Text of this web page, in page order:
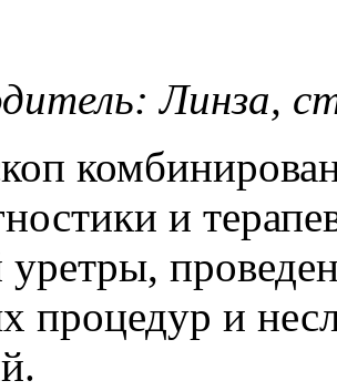
Линза,
и
процедур и